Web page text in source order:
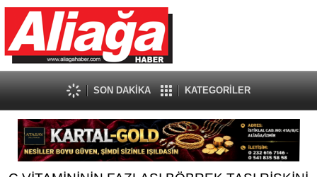
SON DAKİKA KATEGORİLER